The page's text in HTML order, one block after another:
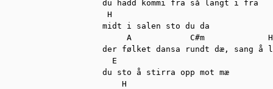
du hadd kommi fra så langt i fra
H
midt i salen sto du da
     A            C#m             H
der følket dansa rundt dæ, sang å
  E
du sto å stirra opp mot mæ
    H